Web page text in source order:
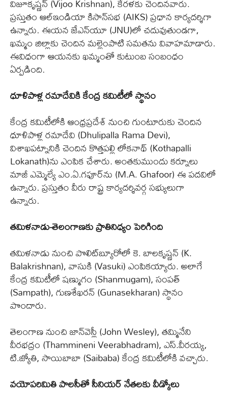
విజూకృష్ణన్‌ (Vijoo Krishnan), కేరళకు చెందినవారు.
ప్రస్తుతం ఆల్‌ఇండియా కిసాన్‌సభ (AIKS) ప్రధాన కార్యదర్శిగా
ఉన్నారు. ఈయన జేఎన్‌యూ (JNU)లో చదువుతుండగా,
ఖమ్మం జిల్లాకు చెందిన మల్లెంపాటి సమతను వివాహమాడారు.
ఈవిధంగా ఆయనకు ఖమ్మంతో కుటుంబ సంబంధం
ఏర్పడింది.
ధూళిపాళ్ల రమాదేవికి కేంద్ర కమిటీలో స్థానం
కేంద్ర కమిటీలోకి ఆంధ్రప్రదేశ్ నుంచి గుంటూరుకు చెందిన
ధూళిపాళ్ల రమాదేవి (Dhulipalla Rama Devi),
విశాఖపట్నానికి చెందిన కొత్తపల్లి లోకనాథ్ (Kothapalli
Lokanath)ను ఎంపిక చేశారు. అంతకుముందు కర్నూలు
మాజీ ఎమ్మెల్యే ఎం.ఏ.గఫూర్‌ను (M.A. Ghafoor) ఈ పదవిలో
ఉన్నారు. ప్రస్తుతం వీరు రాష్ట్ర కార్యదర్శివర్గ సభ్యులుగా
ఉన్నారు.
తమిళనాడు-తెలంగాణకు ప్రాతినిధ్యం పెరిగింది
తమిళనాడు నుంచి పొలిట్‌బ్యూరోలో కె. బాలకృష్ణన్‌ (K.
Balakrishnan), వాసుకి (Vasuki) ఎంపికయ్యారు. అలాగే
కేంద్ర కమిటీలో షణ్ముగం (Shanmugam), సంపత్‌
(Sampath), గుణశేఖరన్‌ (Gunasekharan) స్థానం
పొందారు.
తెలంగాణ నుంచి జాన్‌వెస్లీ (John Wesley), తమ్మినేని
వీరభద్రం (Thammineni Veerabhadram), ఎస్‌.వీరయ్య,
టి.జ్యోతి, సాయిబాబా (Saibaba) కేంద్ర కమిటీలోకి వచ్చారు.
వయోపరిమితి పాలసీతో సీనియర్ నేతలకు వీడ్కోలు